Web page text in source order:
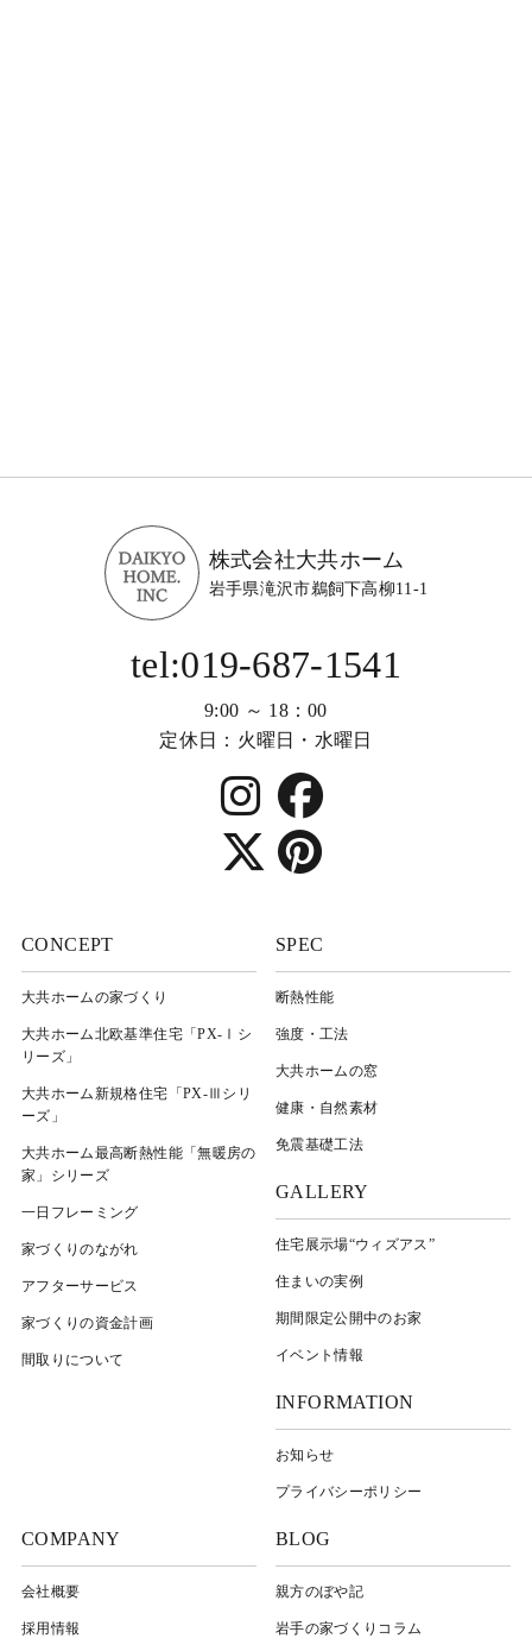
株式会社大共ホーム
岩手県滝沢市鵜飼下高柳11-1
tel:019-687-1541
9:00 ～ 18：00
定休日：火曜日・水曜日
CONCEPT
大共ホームの家づくり
大共ホーム北欧基準住宅「PX-Ⅰシ
リーズ」
大共ホーム新規格住宅「PX-Ⅲシリ
ーズ」
大共ホーム最高断熱性能「無暖房の
家」シリーズ
一日フレーミング
家づくりのながれ
アフターサービス
家づくりの資金計画
間取りについて
SPEC
断熱性能
強度・工法
大共ホームの窓
健康・自然素材
免震基礎工法
GALLERY
住宅展示場“ウィズアス”
住まいの実例
期間限定公開中のお家
イベント情報
INFORMATION
お知らせ
プライバシーポリシー
COMPANY
会社概要
採用情報
BLOG
親方のぼや記
岩⼿の家づくりコラム